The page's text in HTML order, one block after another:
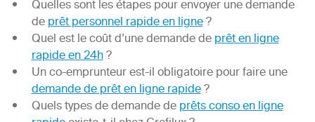
Quelles sont les étapes pour envoyer une demande
deprêt personnel rapide en ligne?
Quel est le coût d’une demande deprêt en ligne
rapide en 24h?
Un co-emprunteur est-il obligatoire pour faire une
demande de prêt en ligne rapide?
Quels types de demande deprêts conso en ligne